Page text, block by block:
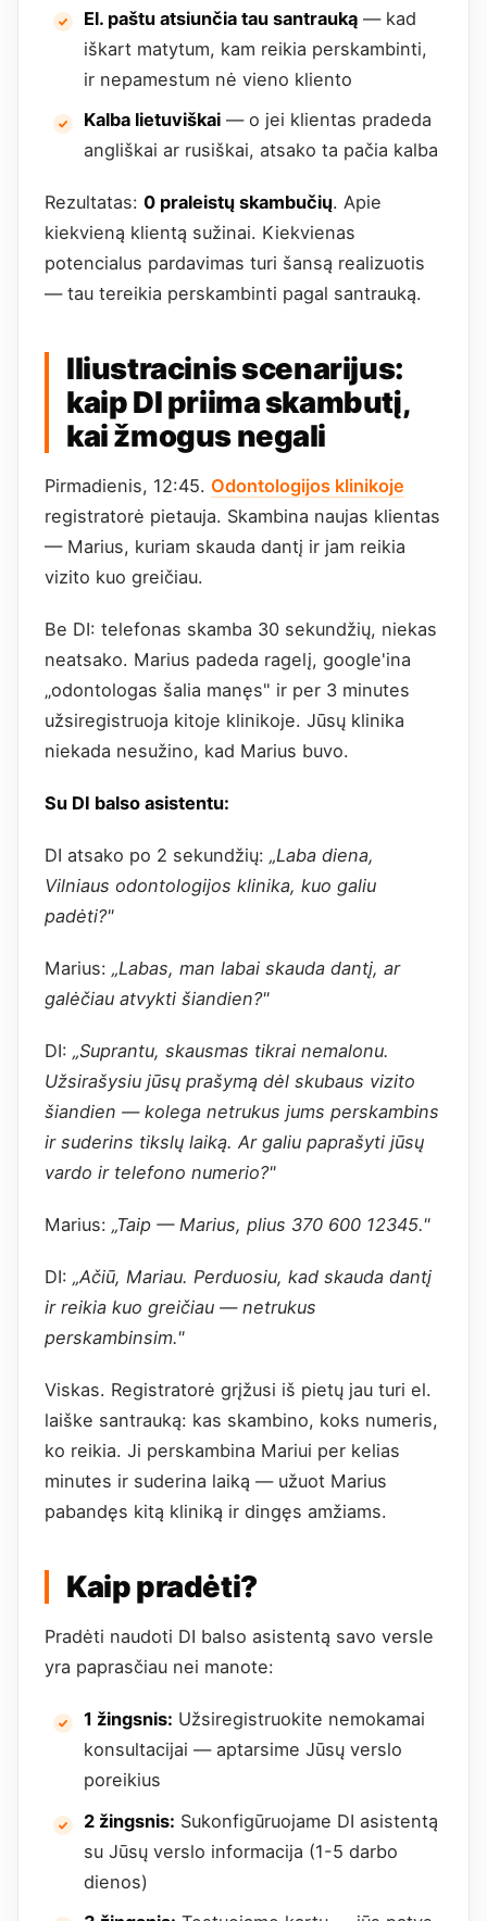
El. paštu atsiunčia tau santrauką — kad
iškart matytum, kam reikia perskambinti,
ir nepamestum nė vieno kliento
Kalba lietuviškai — o jei klientas pradeda
angliškai ar rusiškai, atsako ta pačia kalba
Rezultatas: 0 praleistų skambučių. Apie
kiekvieną klientą sužinai. Kiekvienas
potencialus pardavimas turi šansą realizuotis
— tau tereikia perskambinti pagal santrauką.
Iliustracinis scenarijus:
kaip DI priima skambutį,
kai žmogus negali
Pirmadienis, 12:45. Odontologijos klinikoje
registratorė pietauja. Skambina naujas klientas
— Marius, kuriam skauda dantį ir jam reikia
vizito kuo greičiau.
Be DI: telefonas skamba 30 sekundžių, niekas
neatsako. Marius padeda ragelį, google'ina
„odontologas šalia manęs" ir per 3 minutes
užsiregistruoja kitoje klinikoje. Jūsų klinika
niekada nesužino, kad Marius buvo.
Su DI balso asistentu:
DI atsako po 2 sekundžių: „Laba diena,
Vilniaus odontologijos klinika, kuo galiu
padėti?"
Marius: „Labas, man labai skauda dantį, ar
galėčiau atvykti šiandien?"
DI: „Suprantu, skausmas tikrai nemalonu.
Užsirašysiu jūsų prašymą dėl skubaus vizito
šiandien — kolega netrukus jums perskambins
ir suderins tikslų laiką. Ar galiu paprašyti jūsų
vardo ir telefono numerio?"
Marius: „Taip — Marius, plius 370 600 12345."
DI: „Ačiū, Mariau. Perduosiu, kad skauda dantį
ir reikia kuo greičiau — netrukus
perskambinsim."
Viskas. Registratorė grįžusi iš pietų jau turi el.
laiške santrauką: kas skambino, koks numeris,
ko reikia. Ji perskambina Mariui per kelias
minutes ir suderina laiką — užuot Marius
pabandęs kitą kliniką ir dingęs amžiams.
Kaip pradėti?
Pradėti naudoti DI balso asistentą savo versle
yra paprasčiau nei manote:
1 žingsnis: Užsiregistruokite nemokamai
konsultacijai — aptarsime Jūsų verslo
poreikius
2 žingsnis: Sukonfigūruojame DI asistentą
su Jūsų verslo informacija (1-5 darbo
dienos)